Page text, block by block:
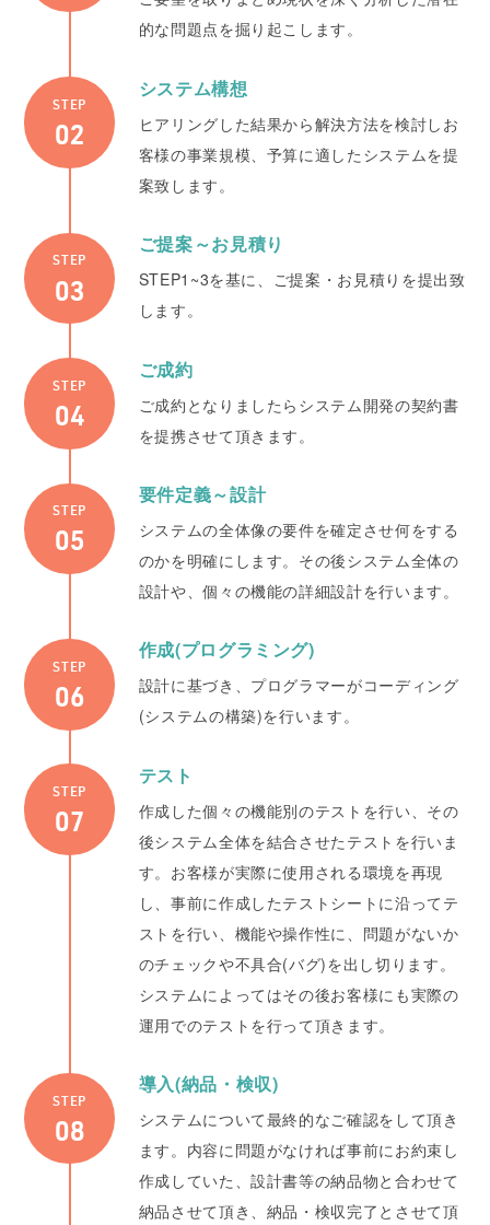
的な問題点を掘り起こします。
STEP
システム構想
ヒアリングした結果から解決方法を検討しお
客様の事業規模、予算に適したシステムを提
案致します。
STEP
ご提案～お見積り
STEP1~3を基に、ご提案・お見積りを提出致
します。
STEP
ご成約
ご成約となりましたらシステム開発の契約書
を提携させて頂きます。
STEP
要件定義～設計
システムの全体像の要件を確定させ何をする
のかを明確にします。その後システム全体の
設計や、個々の機能の詳細設計を行います。
STEP
作成(プログラミング)
設計に基づき、プログラマーがコーディング
(システムの構築)を行います。
STEP
テスト
作成した個々の機能別のテストを行い、その
後システム全体を結合させたテストを行いま
す。お客様が実際に使用される環境を再現
し、事前に作成したテストシートに沿ってテ
ストを行い、機能や操作性に、問題がないか
のチェックや不具合(バグ)を出し切ります。
システムによってはその後お客様にも実際の
運用でのテストを行って頂きます。
STEP
導入(納品・検収)
システムについて最終的なご確認をして頂き
ます。内容に問題がなければ事前にお約束し
作成していた、設計書等の納品物と合わせて
納品させて頂き、納品・検収完了とさせて頂